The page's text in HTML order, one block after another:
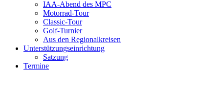
IAA-Abend des MPC
Motorrad-Tour
Classic-Tour
Golf-Turnier
Aus den Regionalkreisen
Unterstützungseinrichtung
Satzung
Termine